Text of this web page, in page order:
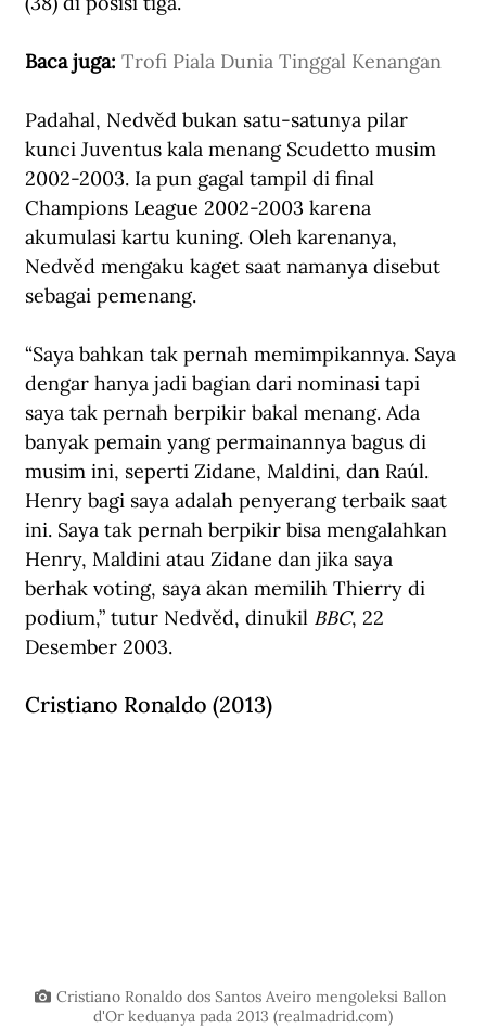
Baca juga: Trofi Piala Dunia Tinggal Kenangan
Padahal, Nedvěd bukan satu-satunya pilar
kunci Juventus kala menang Scudetto musim
2002-2003. Ia pun gagal tampil di final
Champions League 2002-2003 karena
akumulasi kartu kuning. Oleh karenanya,
Nedvěd mengaku kaget saat namanya disebut
sebagai pemenang.
“Saya bahkan tak pernah memimpikannya. Saya
dengar hanya jadi bagian dari nominasi tapi
saya tak pernah berpikir bakal menang. Ada
banyak pemain yang permainannya bagus di
musim ini, seperti Zidane, Maldini, dan Raúl.
Henry bagi saya adalah penyerang terbaik saat
ini. Saya tak pernah berpikir bisa mengalahkan
Henry, Maldini atau Zidane dan jika saya
berhak voting, saya akan memilih Thierry di
podium,” tutur Nedvěd, dinukil BBC, 22
Desember 2003.
Cristiano Ronaldo (2013)
Cristiano Ronaldo dos Santos Aveiro mengoleksi Ballon
d'Or keduanya pada 2013 (realmadrid.com)